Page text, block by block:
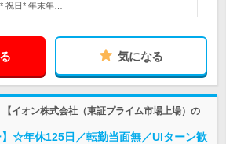
祝日* 年末年…
気になる
イオン株式会社（東証プライム市場上場）の
】☆年休125日／転勤当面無／UIターン歓